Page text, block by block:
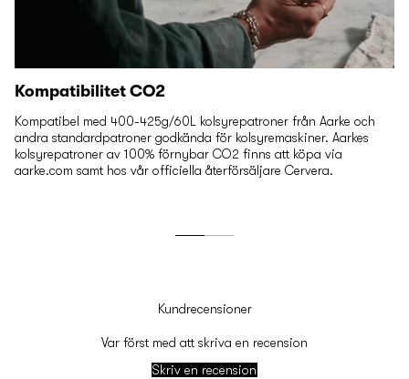
Kompatibilitet CO2
Kompatibel med 400-425g/60L kolsyrepatroner från Aarke och
andra standardpatroner godkända för kolsyremaskiner. Aarkes
kolsyrepatroner av 100% förnybar CO2 finns att köpa via
aarke.com samt hos vår officiella återförsäljare Cervera.
Kundrecensioner
Var först med att skriva en recension
Skriv en recension